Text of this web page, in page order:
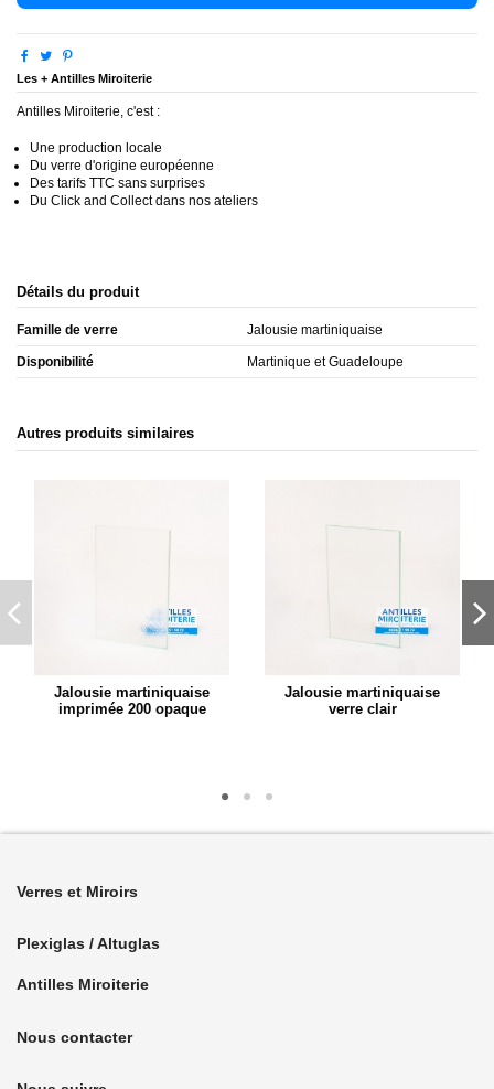
Les + Antilles Miroiterie
Antilles Miroiterie, c'est :
Une production locale
Du verre d'origine européenne
Des tarifs TTC sans surprises
Du Click and Collect dans nos ateliers
Détails du produit
Famille de verre Jalousie martiniquaise
Disponibilité Martinique et Guadeloupe
Autres produits similaires
Jalousie martiniquaise
imprimée 200 opaque
Jalousie martiniquaise
verre clair
Verres et Miroirs
Plexiglas / Altuglas
Antilles Miroiterie
Nous contacter